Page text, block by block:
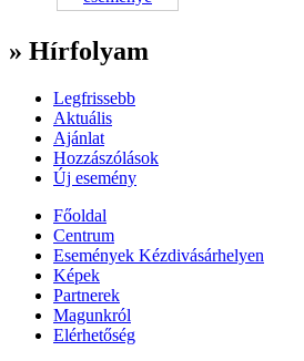
» Hírfolyam
Legfrissebb
Aktuális
Ajánlat
Hozzászólások
Új esemény
Főoldal
Centrum
Események Kézdivásárhelyen
Képek
Partnerek
Magunkról
Elérhetőség